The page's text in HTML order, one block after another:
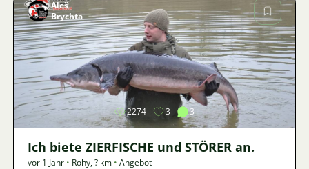
Bild
Aleš
Brychta
2274 3 3
Ich biete ZIERFISCHE und STÖRER an.
vor 1 Jahr • Rohy,? km • Angebot